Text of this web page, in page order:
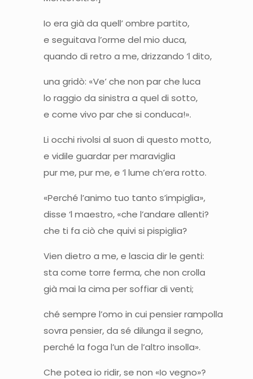
Io era già da quell’ ombre partito,
e seguitava l’orme del mio duca,
quando di retro a me, drizzando ‘l dito,
una gridò: «Ve’ che non par che luca
lo raggio da sinistra a quel di sotto,
e come vivo par che si conduca!».
Li occhi rivolsi al suon di questo motto,
e vidile guardar per maraviglia
pur me, pur me, e ‘l lume ch’era rotto.
«Perché l’animo tuo tanto s’impiglia»,
disse ‘l maestro, «che l’andare allenti?
che ti fa ciò che quivi si pispiglia?
Vien dietro a me, e lascia dir le genti:
sta come torre ferma, che non crolla
già mai la cima per soffiar di venti;
ché sempre l’omo in cui pensier rampolla
sovra pensier, da sé dilunga il segno,
perché la foga l’un de l’altro insolla».
Che potea io ridir, se non «Io vegno»?